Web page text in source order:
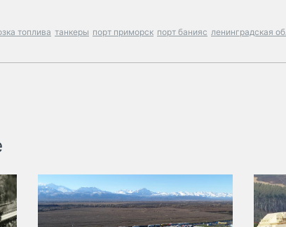
топлива танкеры порт приморск порт банияс ленинградская